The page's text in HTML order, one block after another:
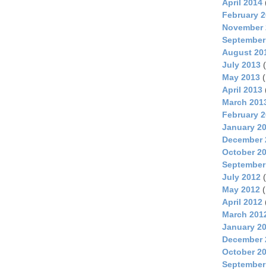
April 2014
February
November
August
July 2013
May 2013
April 2013
March
February
January
December
October
July 2012
May 2012
April 2012
March
January
December
October